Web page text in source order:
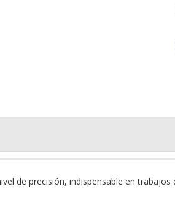
de precisión, indispensable en